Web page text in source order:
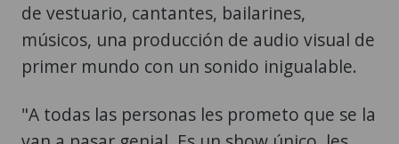
de vestuario, cantantes, bailarines,
músicos, una producción de audio visual de
primer mundo con un sonido inigualable.
"A todas las personas les prometo que se la